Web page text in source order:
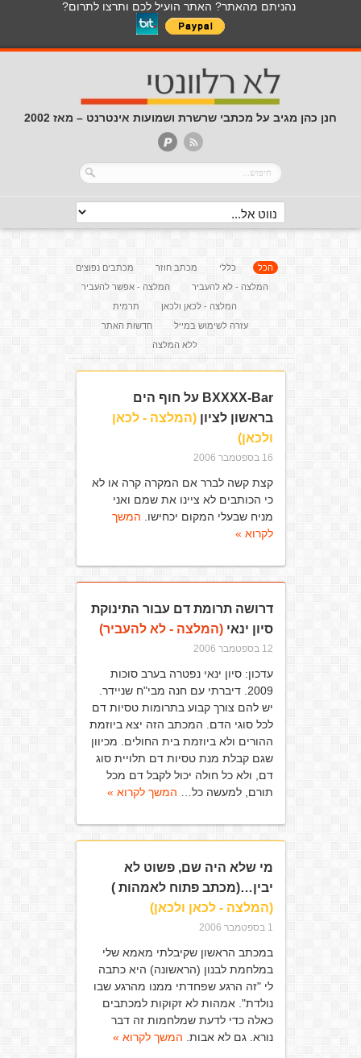
נהניתם מהאתר? האתר הועיל לכם ותרצו לתרום?
חנן כהן מגיב על מכתבי שרשרת ושמועות אינטרנט – מאז 2002
הכל כללי מכתב חוזר
מכתבים נפוצים
המלצה - לא להעביר
המלצה - אפשר להעביר
המלצה - לכאן ולכאן
תרמית
עזרה לשימוש במייל
חדשות האתר
ללא המלצה
BXXXX-Bar על חוף הים
בראשון לציון(המלצה - לכאן
ולכאן)
16 בספטמבר 2006
קצת קשה לברר אם המקרה קרה או לא
כי הכותבים לא ציינו את שמם ואני
מניח שבעלי המקום יכחישו. המשך
לקרוא »
דרושה תרומת דם עבור התינוקת
סיון ינאי(המלצה - לא להעביר)
12 בספטמבר 2006
עדכון: סיון ינאי נפטרה בערב סוכות
2009. דיברתי עם חנה מבי"ח שניידר.
יש להם צורך קבוע בתרומות טסיות דם
לכל סוגי הדם. המכתב הזה יצא ביוזמת
ההורים ולא ביוזמת בית החולים. מכיוון
שגם קבלת מנת טסיות דם תלויית סוג
דם, ולא כל חולה יכול לקבל דם מכל
תורם, למעשה כל… המשך לקרוא »
מי שלא היה שם, פשוט לא
יבין…(מכתב פתוח לאמהות )
(המלצה - לכאן ולכאן)
1 בספטמבר 2006
במכתב הראשון שקיבלתי מאמא שלי
במלחמת לבנון (הראשונה) היא כתבה
לי "זה הרגע שפחדתי ממנו מהרגע שבו
נולדת". אמהות לא זקוקות למכתבים
כאלה כדי לדעת שמלחמות זה דבר
נורא. גם לא אבות. המשך לקרוא »